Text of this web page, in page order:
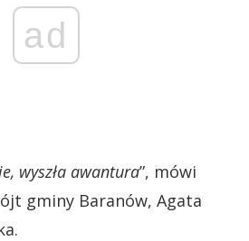
ad
wyszła awantura”, mówi
gminy Baranów, Agata